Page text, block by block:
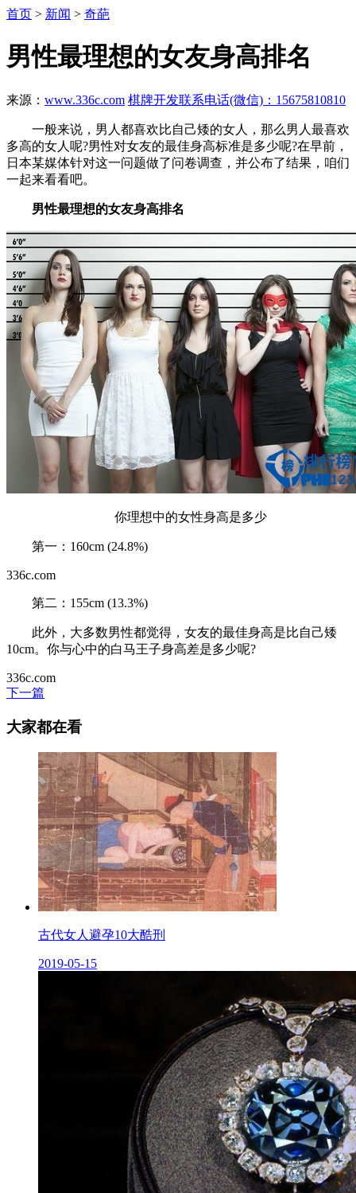
首页 > 新闻 > 奇葩
男性最理想的女友身高排名
来源： www.336c.com 棋牌开发联系电话(微信)：15675810810
一般来说，男人都喜欢比自己矮的女人，那么男人最喜欢
多高的女人呢?男性对女友的最佳身高标准是多少呢?在早前，
日本某媒体针对这一问题做了问卷调查，并公布了结果，咱们
一起来看看吧。
男性最理想的女友身高排名
你理想中的女性身高是多少
第一：160cm (24.8%)
336c.com
第二：155cm (13.3%)
此外，大多数男性都觉得，女友的最佳身高是比自己矮
10cm。你与心中的白马王子身高差是多少呢?
336c.com
下一篇
大家都在看
古代女人避孕10大酷刑
2019-05-15